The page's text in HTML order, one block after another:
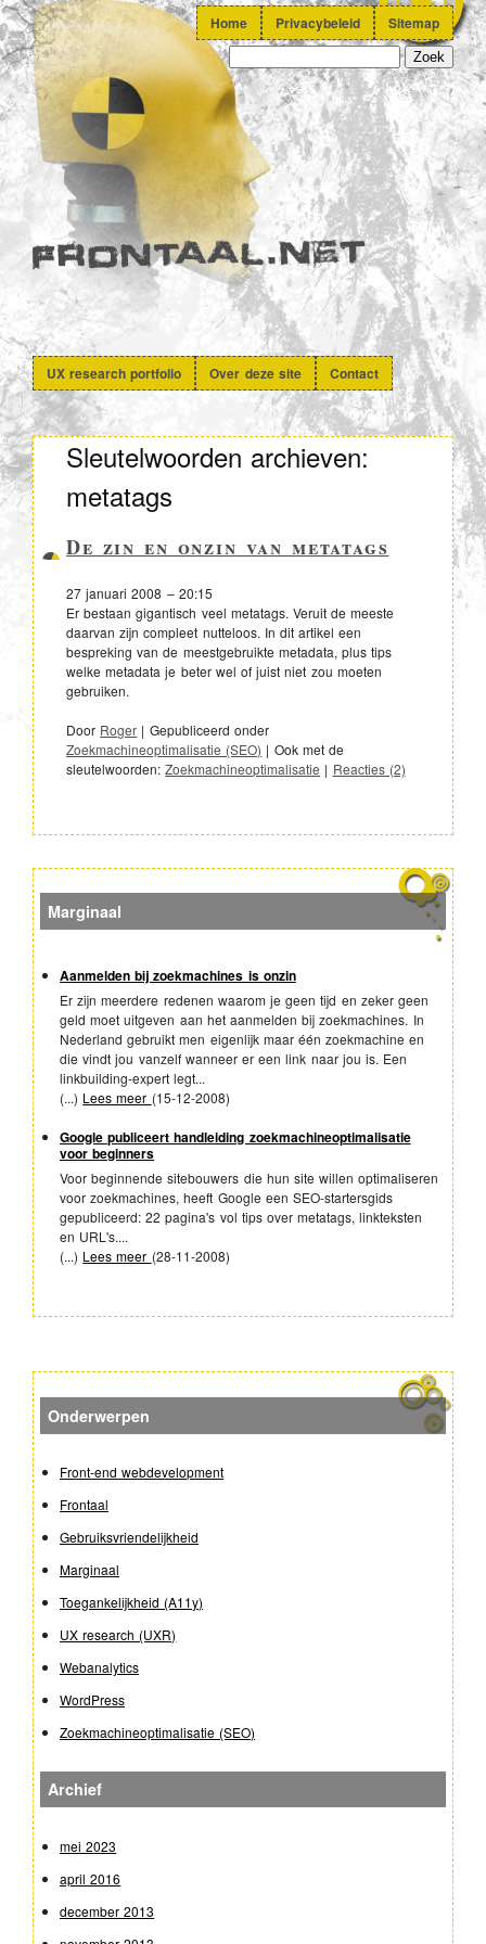
Home Privacybeleid Sitemap
UX research portfolio Over deze site Contact
Sleutelwoorden archieven:
metatags
De zin en onzin van metatags
27 januari 2008 – 20:15
Er bestaan gigantisch veel metatags. Veruit de meeste
daarvan zijn compleet nutteloos. In dit artikel een
bespreking van de meestgebruikte metadata, plus tips
welke metadata je beter wel of juist niet zou moeten
gebruiken.
Door Roger | Gepubliceerd onder
Zoekmachineoptimalisatie (SEO) | Ook met de
sleutelwoorden:Zoekmachineoptimalisatie | Reacties (2)
Marginaal
Aanmelden bij zoekmachines is onzin
Er zijn meerdere redenen waarom je geen tijd en zeker geen
geld moet uitgeven aan het aanmelden bij zoekmachines. In
Nederland gebruikt men eigenlijk maar één zoekmachine en
die vindt jou vanzelf wanneer er een link naar jou is. Een
linkbuilding-expert legt...
(...) Lees meer (15-12-2008)
Google publiceert handleiding zoekmachineoptimalisatie
voor beginners
Voor beginnende sitebouwers die hun site willen optimaliseren
voor zoekmachines, heeft Google een SEO-startersgids
gepubliceerd: 22 pagina's vol tips over metatags, linkteksten
en URL's....
(...) Lees meer (28-11-2008)
Onderwerpen
Front-end webdevelopment
Frontaal
Gebruiksvriendelijkheid
Marginaal
Toegankelijkheid (A11y)
UX research (UXR)
Webanalytics
WordPress
Zoekmachineoptimalisatie (SEO)
Archief
mei 2023
april 2016
december 2013